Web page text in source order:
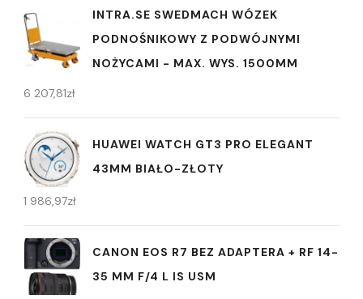
INTRA.SE SWEDMACH WÓZEK
PODNOŚNIKOWY Z PODWÓJNYMI
NOŻYCAMI - MAX. WYS. 1500MM
6 207,81zł
HUAWEI WATCH GT3 PRO ELEGANT
43MM BIAŁO-ZŁOTY
1 986,97zł
CANON EOS R7 BEZ ADAPTERA + RF 14-
35 MM F/4 L IS USM